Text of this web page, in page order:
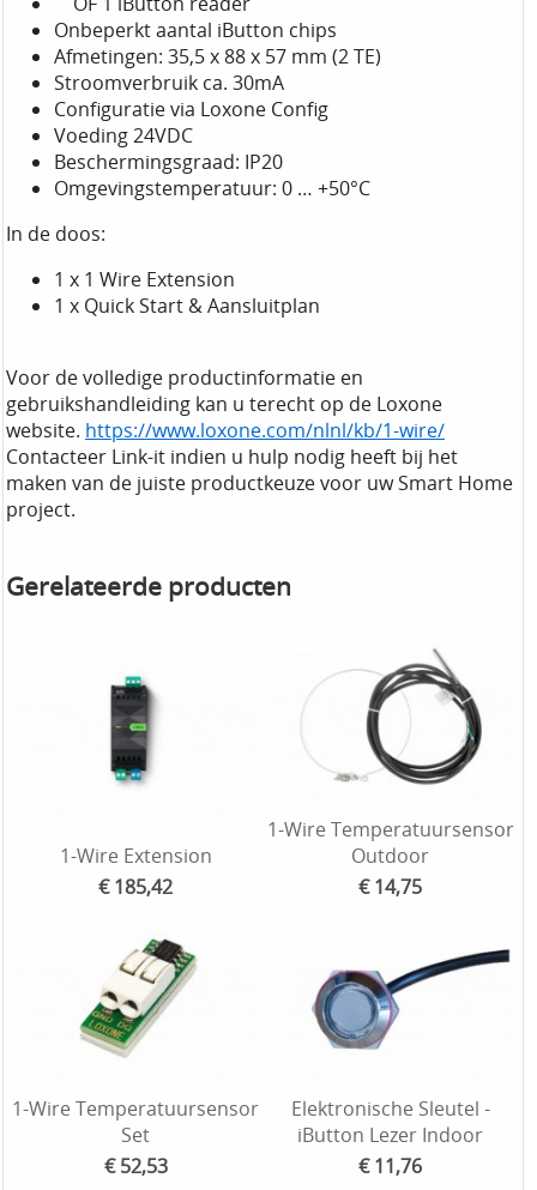
Onbeperkt aantal iButton chips
Afmetingen: 35,5 x 88 x 57 mm (2 TE)
Stroomverbruik ca. 30mA
Configuratie via Loxone Config
Voeding 24VDC
Beschermingsgraad: IP20
Omgevingstemperatuur: 0 … +50°C
In de doos:
1 x 1 Wire Extension
1 x Quick Start & Aansluitplan
Voor de volledige productinformatie en
gebruikshandleiding kan u terecht op de Loxone
website. https://www.loxone.com/nlnl/kb/1-wire/
Contacteer Link-it indien u hulp nodig heeft bij het
maken van de juiste productkeuze voor uw Smart Home
project.
Gerelateerde producten
1-Wire Extension
€ 185,42
1-Wire Temperatuursensor
Outdoor
€ 14,75
1-Wire Temperatuursensor
Set
€ 52,53
Elektronische Sleutel -
iButton Lezer Indoor
€ 11,76